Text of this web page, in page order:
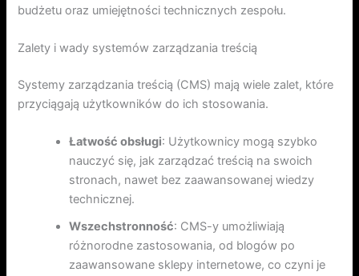
budżetu oraz umiejętności technicznych zespołu.
Zalety i wady systemów zarządzania treścią
Systemy zarządzania treścią (CMS) mają wiele zalet, które
przyciągają użytkowników do ich stosowania.
Łatwość obsługi: Użytkownicy mogą szybko
nauczyć się, jak zarządzać treścią na swoich
stronach, nawet bez zaawansowanej wiedzy
technicznej.
Wszechstronność: CMS-y umożliwiają
różnorodne zastosowania, od blogów po
zaawansowane sklepy internetowe, co czyni je